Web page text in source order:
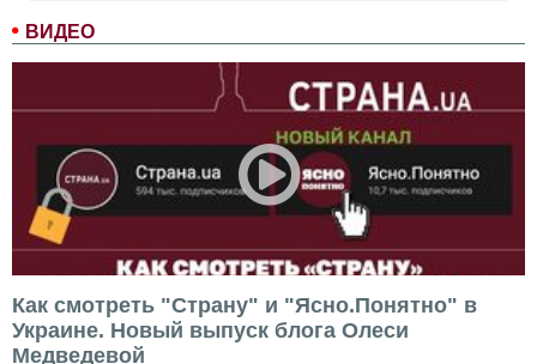
ВИДЕО
Как смотреть "Страну" и "Ясно.Понятно" в
Украине. Новый выпуск блога Олеси
Медведевой